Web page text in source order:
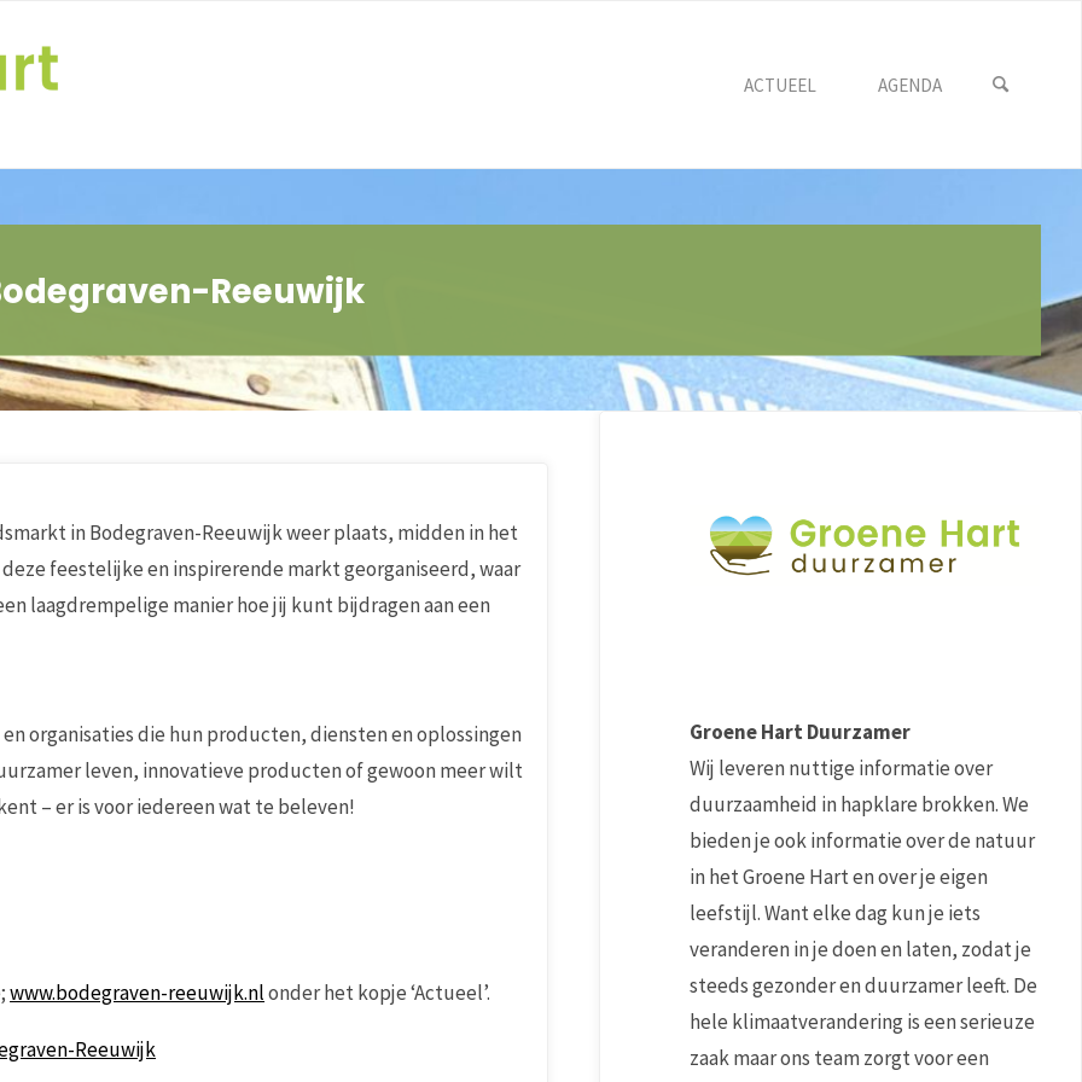
ACTUEEL AGENDA
Reeuwijk
in Bodegraven-Reeuwijk weer plaats, midden in het
feestelijke en inspirerende markt georganiseerd, waar
laagdrempelige manier hoe jij kunt bijdragen aan een
organisaties die hun producten, diensten en oplossingen
leven, innovatieve producten of gewoon meer wilt
– er is voor iedereen wat te beleven!
www.bodegraven-reeuwijk.nlonder het kopje ‘Actueel’.
Reeuwijk
Groene Hart Duurzamer
Wij leveren nuttige informatie over
duurzaamheid in hapklare brokken. We
bieden je ook informatie over de natuur
in het Groene Hart en over je eigen
leefstijl. Want elke dag kun je iets
veranderen in je doen en laten, zodat je
steeds gezonder en duurzamer leeft. De
hele klimaatverandering is een serieuze
zaak maar ons team zorgt voor een